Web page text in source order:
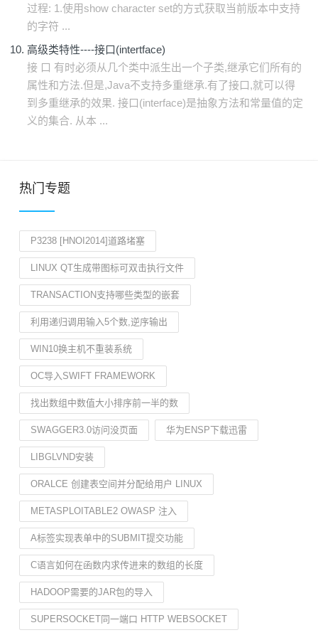
过程: 1.使用show character set的方式获取当前版本中支持
的字符 ...
高级类特性----接口(intertface)
接 口 有时必须从几个类中派生出一个子类,继承它们所有的
属性和方法.但是,Java不支持多重继承.有了接口,就可以得
到多重继承的效果. 接口(interface)是抽象方法和常量值的定
义的集合. 从本 ...
热门专题
P3238 [HNOI2014]道路堵塞
LINUX QT生成带图标可双击执行文件
TRANSACTION支持哪些类型的嵌套
利用递归调用输入5个数,逆序输出
WIN10换主机不重装系统
OC导入SWIFT FRAMEWORK
找出数组中数值大小排序前一半的数
SWAGGER3.0访问没页面 华为ENSP下载迅雷
LIBGLVND安装
ORALCE 创建表空间并分配给用户 LINUX
METASPLOITABLE2 OWASP 注入
A标签实现表单中的SUBMIT提交功能
C语言如何在函数内求传进来的数组的长度
HADOOP需要的JAR包的导入
SUPERSOCKET同一端口 HTTP WEBSOCKET